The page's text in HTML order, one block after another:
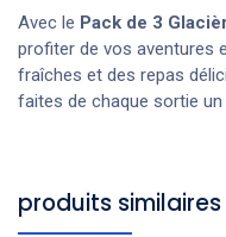
Avec le Pack de 3
profiter de vos aventures
fraîches et des repas
faites de chaque sortie
produits similaires